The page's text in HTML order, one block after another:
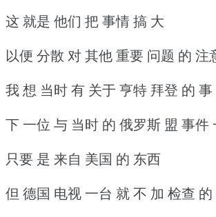
这 就是 他们 把 事情 搞 大
以便 分散 对 其他 重要 问题 的 注
我 想 当时 有 关于 亨特 拜登 的 事
下 一位 与 当时 的 俄罗斯 盟 事件
只要 是 来自 美国 的 东西
但 德国 电视 一台 就 不 加 检查